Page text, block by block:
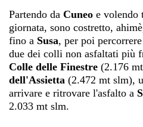
Partendo da Cuneo e volendo
giornata, sono costretto,
fino a Susa, per poi
due dei colli non asfaltati più
Colle delle Finestre (2.176
dell'Assietta (2.472 mt slm),
arrivare e ritrovare l'asfalto a
2.033 mt slm.